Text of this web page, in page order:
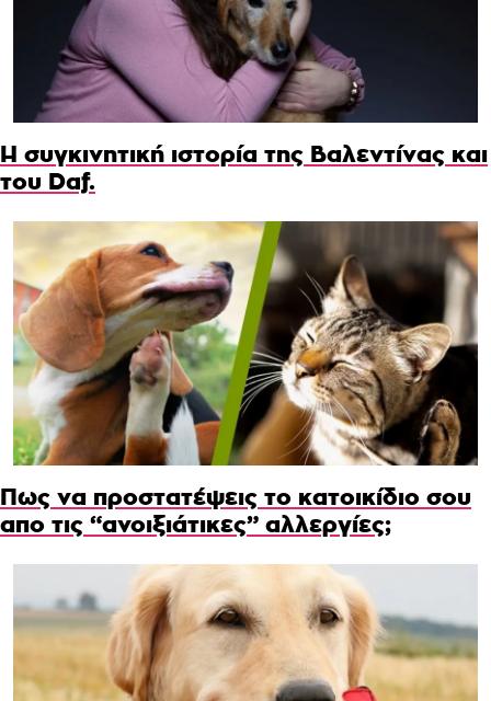
Η συγκινητική ιστορία της Βαλεντίνας και
του Daf.
Πως να προστατέψεις το κατοικίδιο σου
απο τις “ανοιξιάτικες” αλλεργίες;